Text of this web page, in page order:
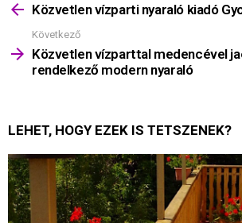
többetKözvetlen vízparti nyaraló kiadó
Következő
Közvetlen vízparttal medencével
rendelkező modern nyaraló
LEHET, HOGY EZEK IS TETSZENEK?